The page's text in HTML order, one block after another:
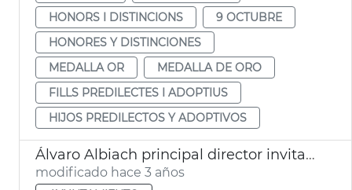
HONORS I DISTINCIONS
9 OCTUBRE
HONORES Y DISTINCIONES
MEDALLA OR
MEDALLA DE ORO
FILLS PREDILECTES I ADOPTIUS
HIJOS PREDILECTOS Y ADOPTIVOS
Álvaro Albiach principal director invitado de la Orquesta de València
modificado hace 3 años